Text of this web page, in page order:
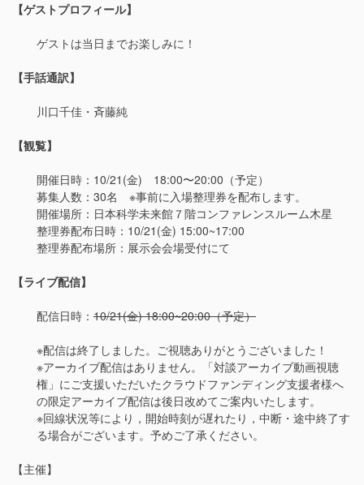
【ゲストプロフィール】
ゲストは当日までお楽しみに！
【手話通訳】
川口千佳・斉藤純
【観覧】
開催日時：10/21(金) 18:00〜20:00（予定）
募集人数：30名 ※事前に入場整理券を配布します。
開催場所：日本科学未来館７階コンファレンスルーム木星
整理券配布日時：10/21(金) 15:00~17:00
整理券配布場所：展示会会場受付にて
【ライブ配信】
配信日時： 10/21(金) 18:00~20:00（予定）
※配信は終了しました。ご視聴ありがとうございました！
※アーカイブ配信はありません。「対談アーカイブ動画視聴
権」にご支援いただいたクラウドファンディング支援者様へ
の限定アーカイブ配信は後日改めてご案内いたします。
※回線状況等により，開始時刻が遅れたり，中断・途中終了す
る場合がございます。予めご了承ください。
【主催】